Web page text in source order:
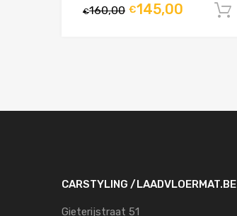
€160,00 €145,00
CARSTYLING /LAADVLOERMAT.BE
Gieterijstraat 51